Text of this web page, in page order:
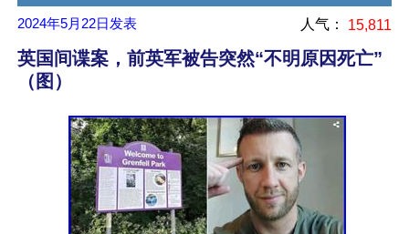
2024年5月22日 发表 人气： 15,811
英国间谍案，前英军被告突然“不明原因死亡”
（图）